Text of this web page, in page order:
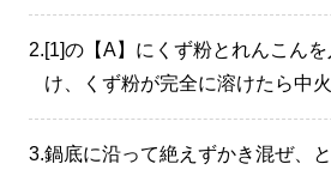
2.[1]の【A】にくず粉とれんこん
け、くず粉が完全に溶けたら中火
3.鍋底に沿って絶えずかき混ぜ、